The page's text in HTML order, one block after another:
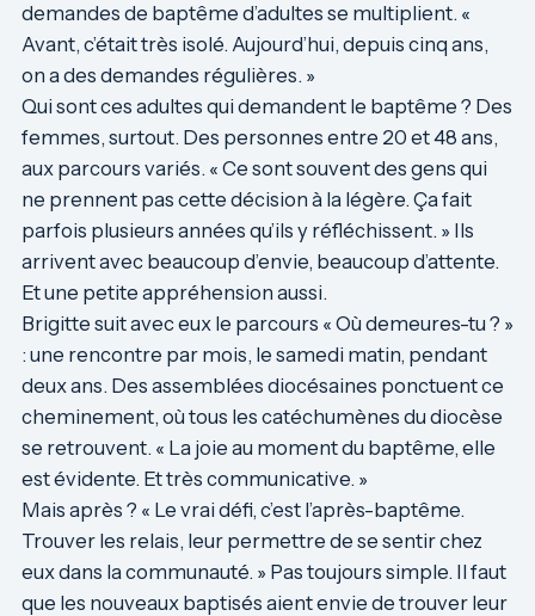
demandes de baptême d’adultes se multiplient. «
Avant, c’était très isolé. Aujourd’hui, depuis cinq ans,
on a des demandes régulières. »
Qui sont ces adultes qui demandent le baptême ? Des
femmes, surtout. Des personnes entre 20 et 48 ans,
aux parcours variés. « Ce sont souvent des gens qui
ne prennent pas cette décision à la légère. Ça fait
parfois plusieurs années qu’ils y réfléchissent. » Ils
arrivent avec beaucoup d’envie, beaucoup d’attente.
Et une petite appréhension aussi.
Brigitte suit avec eux le parcours « Où demeures-tu ? »
: une rencontre par mois, le samedi matin, pendant
deux ans. Des assemblées diocésaines ponctuent ce
cheminement, où tous les catéchumènes du diocèse
se retrouvent. « La joie au moment du baptême, elle
est évidente. Et très communicative. »
Mais après ? « Le vrai défi, c’est l’après-baptême.
Trouver les relais, leur permettre de se sentir chez
eux dans la communauté. » Pas toujours simple. Il faut
que les nouveaux baptisés aient envie de trouver leur